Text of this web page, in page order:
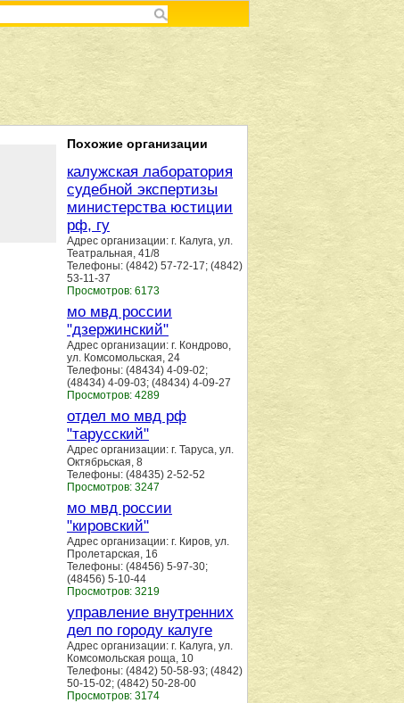
Похожие организации
калужская лаборатория
судебной экспертизы
министерства юстиции
рф, гу
Адрес организации: г. Калуга, ул.
Театральная, 41/8
Телефоны: (4842) 57-72-17; (4842)
53-11-37
Просмотров: 6173
мо мвд россии
"дзержинский"
Адрес организации: г. Кондрово,
ул. Комсомольская, 24
Телефоны: (48434) 4-09-02;
(48434) 4-09-03; (48434) 4-09-27
Просмотров: 4289
отдел мо мвд рф
"тарусский"
Адрес организации: г. Таруса, ул.
Октябрьская, 8
Телефоны: (48435) 2-52-52
Просмотров: 3247
мо мвд россии
"кировский"
Адрес организации: г. Киров, ул.
Пролетарская, 16
Телефоны: (48456) 5-97-30;
(48456) 5-10-44
Просмотров: 3219
управление внутренних
дел по городу калуге
Адрес организации: г. Калуга, ул.
Комсомольская роща, 10
Телефоны: (4842) 50-58-93; (4842)
50-15-02; (4842) 50-28-00
Просмотров: 3174